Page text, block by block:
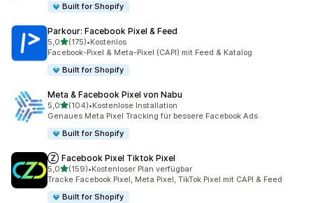
Built for Shopify
Parkour: Facebook Pixel & Feed
5,0von 5 Sternen
(175)
175 Rezensionen insgesamt
•Kostenlos
Facebook-Pixel & Meta-Pixel (CAPI) mit Feed & Katalog
Built for Shopify
Meta & Facebook Pixel von Nabu
5,0von 5 Sternen
(104)
104 Rezensionen insgesamt
•Kostenlose Installation
Genaues Meta Pixel Tracking für bessere Facebook Ads
Built for Shopify
Ⓩ Facebook Pixel Tiktok Pixel
5,0von 5 Sternen
(159)
159 Rezensionen insgesamt
•Kostenloser Plan verfügbar
Tracke Facebook Pixel, Meta Pixel, TikTok Pixel mit CAPI & Feed
Built for Shopify